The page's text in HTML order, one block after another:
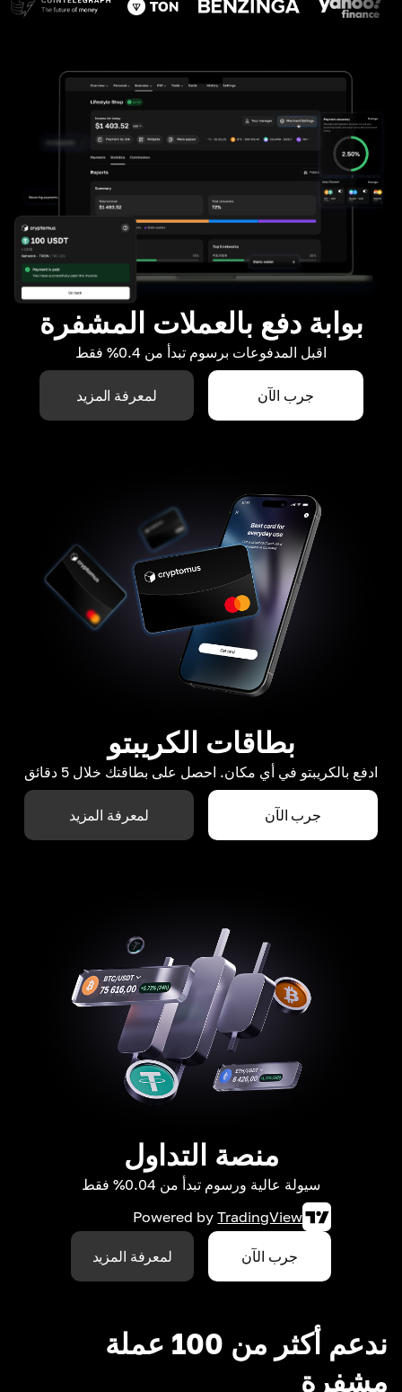
بوابة دفع بالعملات المشفرة
اقبل المدفوعات برسوم تبدأ من 0.4% فقط
جرب الآن لمعرفة المزيد
بطاقات الكريبتو
ادفع بالكريبتو في أي مكان. احصل على بطاقتك خلال 5 دقائق
جرب الآن لمعرفة المزيد
منصة التداول
سيولة عالية ورسوم تبدأ من 0.04% فقط
Powered by TradingView
جرب الآن لمعرفة المزيد
ندعم أكثر من 100 عملة
مشفرة